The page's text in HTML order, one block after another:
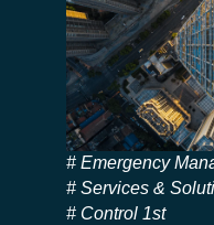
Emergency
Services &
Control 1st